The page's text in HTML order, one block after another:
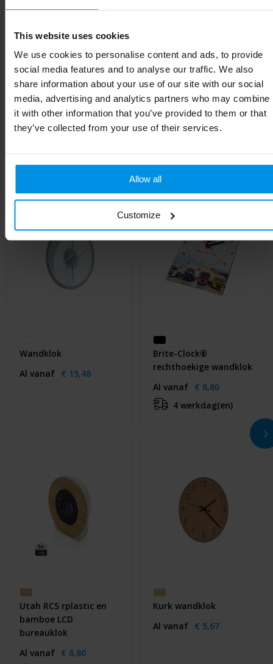
This website uses cookies
We use cookies to personalise content and ads, to provide
social media features and to analyse our traffic. We also
share information about your use of our site with our social
media, advertising and analytics partners who may combine
it with other information that you’ve provided to them or that
they’ve collected from your use of their services.
Allow all
Customize
Kleur Zwart
Hoogte
Breedte 6.7 cm
Lengte 9 cm
Gerelateerde producten
Wandklok
Al vanaf € 15,48
Brite-Clock®
rechthoekige wandklok
Al vanaf € 6,80
4 werkdag(en)
Utah RCS rplastic en
bamboe LCD
bureauklok
Al vanaf € 6,80
Kurk wandklok
Al vanaf € 5,67